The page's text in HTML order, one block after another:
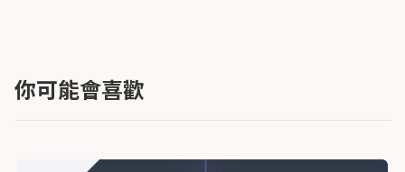
你可能會喜歡